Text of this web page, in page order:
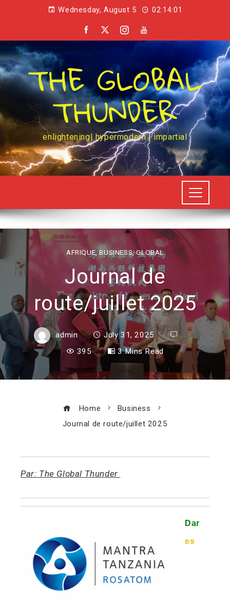
Wednesday, August 5 02:14:02
THE GLOBAL
THUNDER
enlightening| hypermodern | impartial
AFRIQUE ,BUSINESS,GLOBAL
Journal de
route/juillet 2025
admin
July 31, 2025
395
3 Mins Read
Home
Business
Journal de route/juillet 2025
Par: The Global Thunder
Dar
es